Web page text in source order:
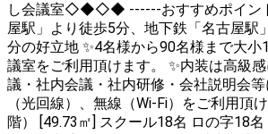
し会議室◇◆◇◆ ------おすすめポイント------ ✨JR「名古
屋駅」より徒歩5分、地下鉄「名古屋駅
分の好立地 ✨4名様から90名様まで大小
議室をご利用頂けます。 ✨内装は高級
議・社内会議・社内研修・会社説明会等
（光回線）、無線（Wi-Fi）をご利用頂けます。
階） [49.73㎡] スクール18名 ロの字18名 シアター18名 最大